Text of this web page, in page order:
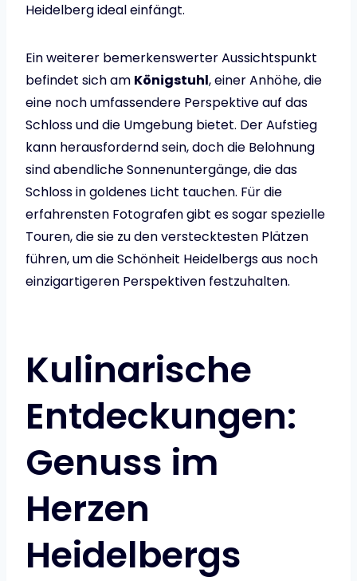
Heidelberg ideal einfängt.
Ein weiterer bemerkenswerter Aussichtspunkt
befindet sich am Königstuhl, einer Anhöhe, die
eine noch umfassendere Perspektive auf das
Schloss und die Umgebung bietet. Der Aufstieg
kann herausfordernd sein, doch die Belohnung
sind abendliche Sonnenuntergänge, die das
Schloss in goldenes Licht tauchen. Für die
erfahrensten Fotografen gibt es sogar spezielle
Touren, die sie zu den verstecktesten Plätzen
führen, um die Schönheit Heidelbergs aus noch
einzigartigeren Perspektiven festzuhalten.
Kulinarische
Entdeckungen:
Genuss im
Herzen
Heidelbergs